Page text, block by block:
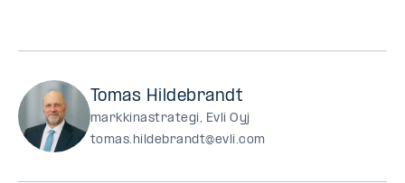
Tomas Hildebrandt
markkinastrategi, Evli Oyj
tomas.hildebrandt@evli.com